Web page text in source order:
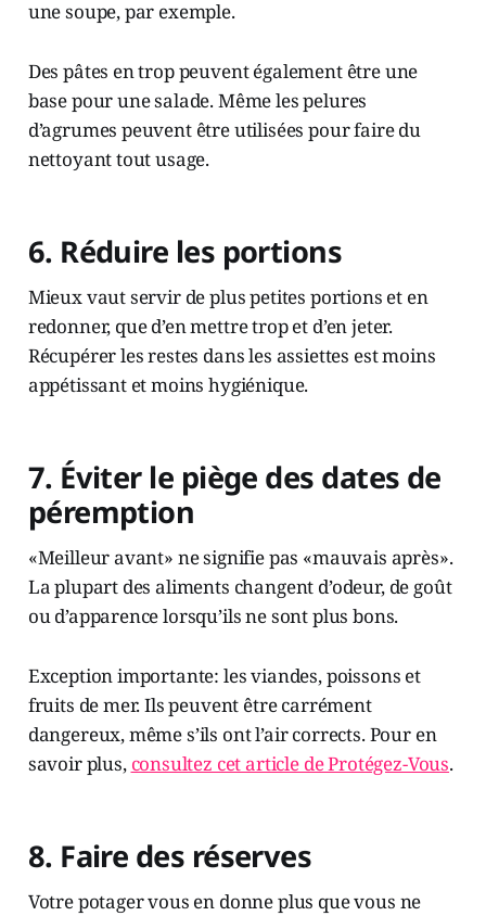
une soupe, par exemple.
Des pâtes en trop peuvent également être une
base pour une salade. Même les pelures
d’agrumes peuvent être utilisées pour faire du
nettoyant tout usage.
6. Réduire les portions
Mieux vaut servir de plus petites portions et en
redonner, que d’en mettre trop et d’en jeter.
Récupérer les restes dans les assiettes est moins
appétissant et moins hygiénique.
7. Éviter le piège des dates de
péremption
«Meilleur avant» ne signifie pas «mauvais après».
La plupart des aliments changent d’odeur, de goût
ou d’apparence lorsqu’ils ne sont plus bons.
Exception importante: les viandes, poissons et
fruits de mer. Ils peuvent être carrément
dangereux, même s’ils ont l’air corrects. Pour en
savoir plus, consultez cet article de Protégez-Vous.
8. Faire des réserves
Votre potager vous en donne plus que vous ne